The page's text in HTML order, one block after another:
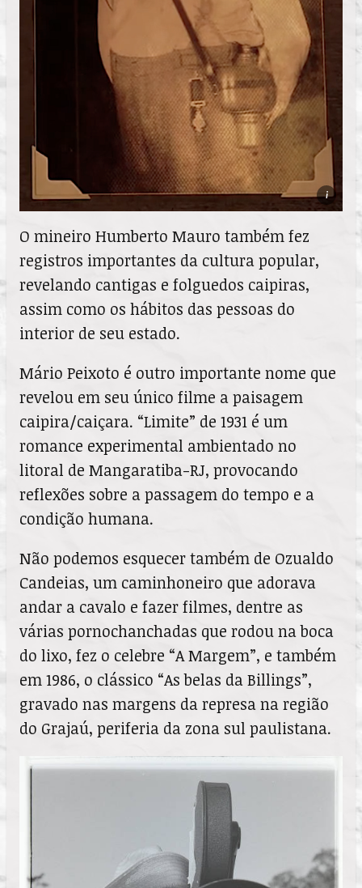
i
O mineiro Humberto Mauro também fez
registros importantes da cultura popular,
revelando cantigas e folguedos caipiras,
assim como os hábitos das pessoas do
interior de seu estado.
Mário Peixoto é outro importante nome que
revelou em seu único filme a paisagem
caipira/caiçara. “Limite” de 1931 é um
romance experimental ambientado no
litoral de Mangaratiba-RJ, provocando
reflexões sobre a passagem do tempo e a
condição humana.
Não podemos esquecer também de Ozualdo
Candeias, um caminhoneiro que adorava
andar a cavalo e fazer filmes, dentre as
várias pornochanchadas que rodou na boca
do lixo, fez o celebre “A Margem”, e também
em 1986, o clássico “As belas da Billings”,
gravado nas margens da represa na região
do Grajaú, periferia da zona sul paulistana.